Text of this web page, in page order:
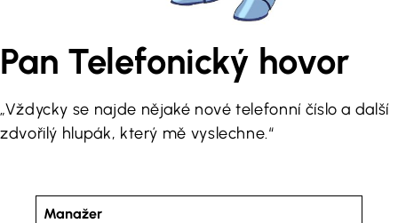
Pan Telefonický hovor
„Vždycky se najde nějaké nové telefonní číslo a další
zdvořilý hlupák, který mě vyslechne.“
Manažer